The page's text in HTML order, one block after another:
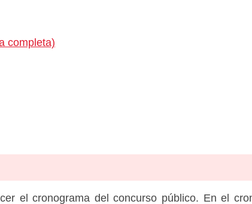
completa)
el cronograma del concurso público. En el